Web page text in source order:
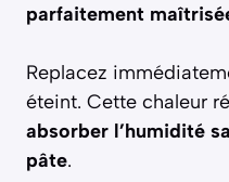
parfaitement
Replacez
éteint. Cette chaleur
absorber l’humidité
pâte.